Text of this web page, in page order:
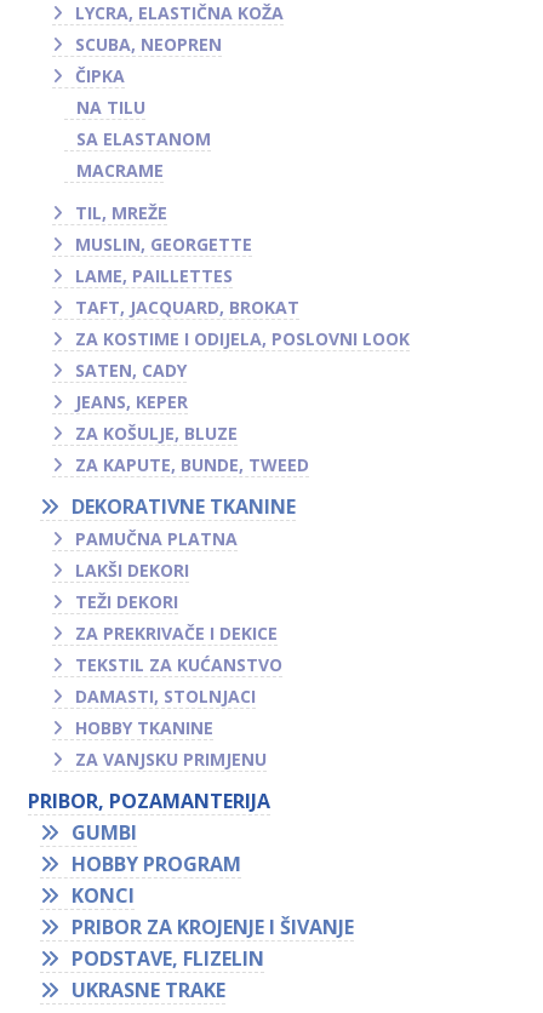
LYCRA, ELASTIČNA KOŽA
SCUBA, NEOPREN
ČIPKA
NA TILU
SA ELASTANOM
MACRAME
TIL, MREŽE
MUSLIN, GEORGETTE
LAME, PAILLETTES
TAFT, JACQUARD, BROKAT
ZA KOSTIME I ODIJELA, POSLOVNI LOOK
SATEN, CADY
JEANS, KEPER
ZA KOŠULJE, BLUZE
ZA KAPUTE, BUNDE, TWEED
DEKORATIVNE TKANINE
PAMUČNA PLATNA
LAKŠI DEKORI
TEŽI DEKORI
ZA PREKRIVAČE I DEKICE
TEKSTIL ZA KUĆANSTVO
DAMASTI, STOLNJACI
HOBBY TKANINE
ZA VANJSKU PRIMJENU
PRIBOR, POZAMANTERIJA
GUMBI
HOBBY PROGRAM
KONCI
PRIBOR ZA KROJENJE I ŠIVANJE
PODSTAVE, FLIZELIN
UKRASNE TRAKE